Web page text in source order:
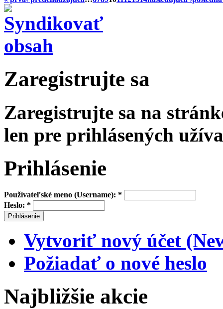
Zaregistrujte sa
Zaregistrujte sa na
len pre prihlásených
Prihlásenie
Používateľské meno (Username): *
Heslo: *
Vytvoriť nový účet
Požiadať o nové heslo
Najbližšie akcie